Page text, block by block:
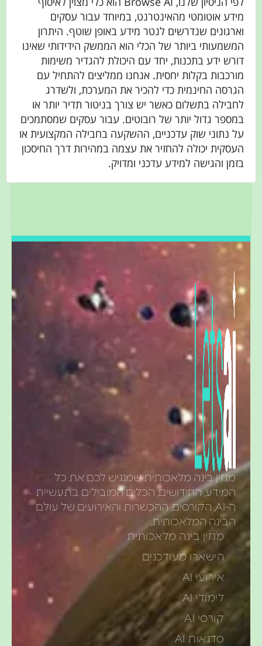
מידע אוטומטי מהאינטרנט, במיוחד עבור עסקים
וארגונים שנדרשים לנטר מידע באופן שוטף. היתרון
המשמעותי ביותר של הכלי הוא הממשק הידידותי שאינו
דורש ידע בתכנות, יחד עם היכולת להגדיר משימות
מורכבות בקלות יחסית. אנחנו ממליצים להתחיל עם
הגרסה החינמית כדי להכיר את המערכת, ולשדרג
לחבילה בתשלום כאשר יש צורך בניטור תדיר יותר או
במספר גדול יותר של רובוטים. עבור עסקים שמסתמכים
על נתוני שוק עדכניים, ההשקעה בחבילה המקצועית או
העסקית יכולה להחזיר את עצמה במהירות דרך החיסכון
בזמן והגישה למידע עדכני ומדויק.
מגזין בינה מלאכותית שמנגיש לכם את כל
המידע, החידושים, הכלים המובילים בתעשיית
ה-AI, הקורסים, ההכשרות והאירועים של עולם
הבינה המלאכותית.
מגזין בינה מלאכותית
הישארו מעודכנים
אירועי AI
לימודי AI
קורסי AI
סדנאות AI